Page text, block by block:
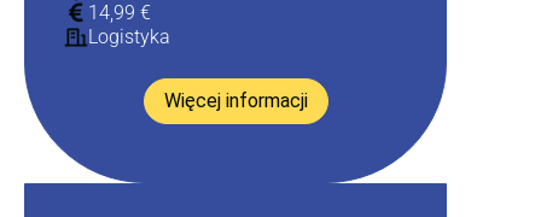
14,99 €
Logistyka
Więcej informacji